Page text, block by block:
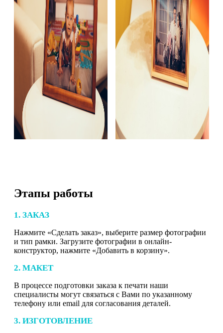
Этапы работы
1. ЗАКАЗ
Нажмите «Сделать заказ», выберите размер фотографии
и тип рамки. Загрузите фотографии в онлайн-
конструктор, нажмите «Добавить в корзину».
2. МАКЕТ
В процессе подготовки заказа к печати наши
специалисты могут связаться с Вами по указанному
телефону или email для согласования деталей.
3. ИЗГОТОВЛЕНИЕ